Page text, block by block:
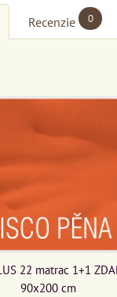
Recenzie 0
22 matrac 1+1
90x200 cm
ks